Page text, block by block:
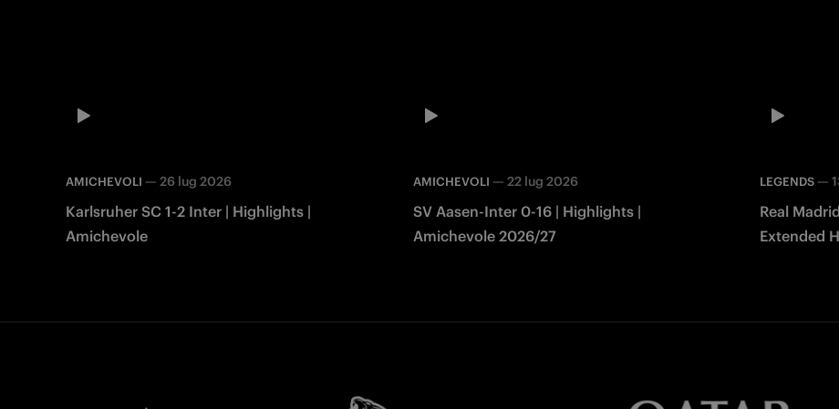
AMICHEVOLI — 26 lug 2026
Karlsruher SC 1-2 Inter | Highlights |
Amichevole
AMICHEVOLI — 22 lug 2026
SV Aasen-Inter 0-16 | Highlights |
Amichevole 2026/27
LEGENDS —
Real
Extended